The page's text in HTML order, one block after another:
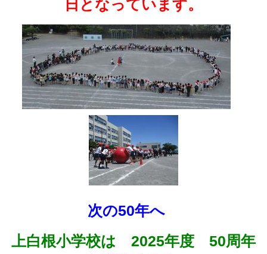
日となっています。
次の50年へ
上白根小学校は 2025年度 50周年